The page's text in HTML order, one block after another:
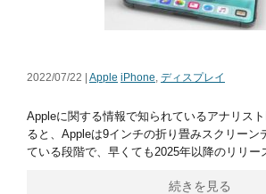
2022/07/22 | Apple iPhone, ディスプレイ
Appleに関する情報で知られているアナリス
ると、Appleは9インチの折り畳みスクリーン
ている段階で、早くても2025年以降のリリー
続きを見る